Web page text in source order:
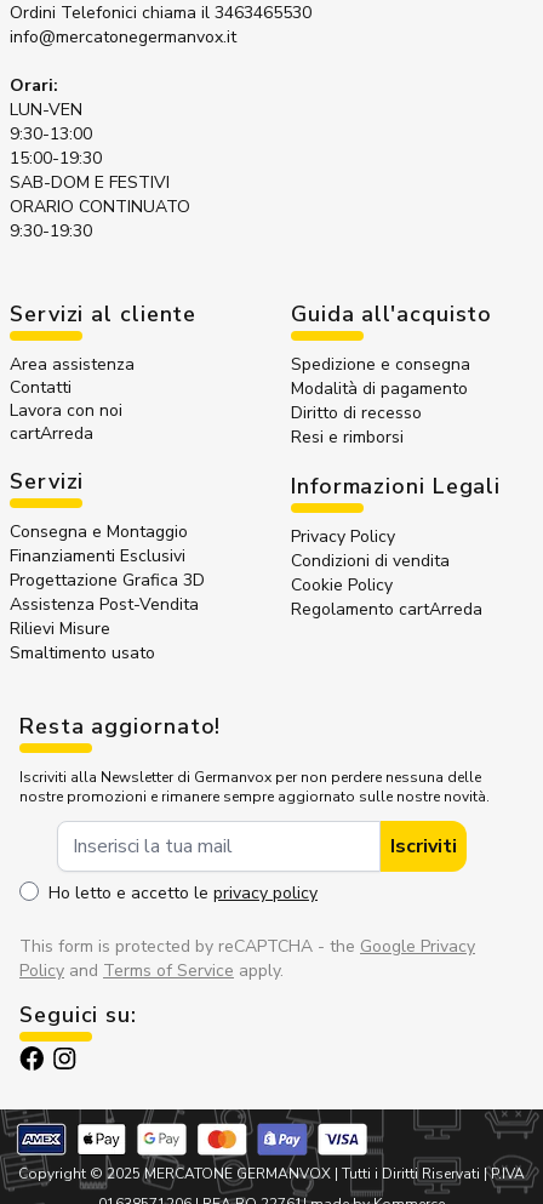
Ordini Telefonici chiama il 3463465530
info@mercatonegermanvox.it
Orari:
LUN-VEN
9:30-13:00
15:00-19:30
SAB-DOM E FESTIVI
ORARIO CONTINUATO
9:30-19:30
Servizi al cliente
Area assistenza
Contatti
Lavora con noi
cartArreda
Servizi
Consegna e Montaggio
Finanziamenti Esclusivi
Progettazione Grafica 3D
Assistenza Post-Vendita
Rilievi Misure
Smaltimento usato
Guida all'acquisto
Spedizione e consegna
Modalità di pagamento
Diritto di recesso
Resi e rimborsi
Informazioni Legali
Privacy Policy
Condizioni di vendita
Cookie Policy
Regolamento cartArreda
Resta aggiornato!
Iscriviti alla Newsletter di Germanvox per non perdere nessuna delle
nostre promozioni e rimanere sempre aggiornato sulle nostre novità.
Iscriviti
Ho letto e accetto le privacy policy
This form is protected by reCAPTCHA - the Google Privacy
Policy and Terms of Service apply.
Seguici su:
Copyright © 2025 MERCATONE GERMANVOX | Tutti i Diritti Riservati | P.IVA